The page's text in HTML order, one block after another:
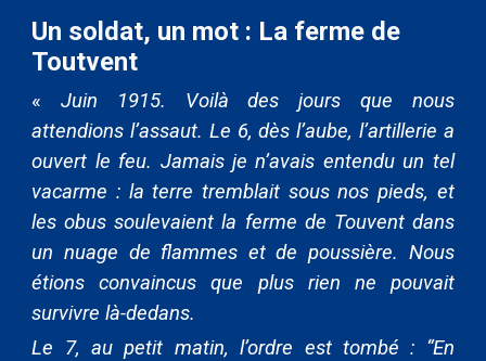
Un soldat, un mot : La ferme de
Toutvent
«Juin 1915. Voilà des jours que nous
attendions l’assaut. Le 6, dès l’aube, l’artillerie a
ouvert le feu. Jamais je n’avais entendu un tel
vacarme : la terre tremblait sous nos pieds, et
les obus soulevaient la ferme de Touvent dans
un nuage de flammes et de poussière. Nous
étions convaincus que plus rien ne pouvait
survivre là-dedans.
Le 7, au petit matin, l’ordre est tombé : “En